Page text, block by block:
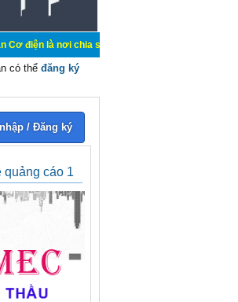
là nơi chia sẽ kiến thức kinh nghiệm trong lãnh
có thể đăng ký
/ Đăng ký
quảng cáo 1